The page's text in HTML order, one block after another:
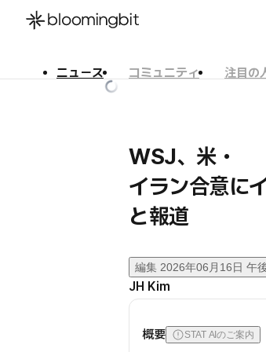
ニュース コミュニティ
注目の
WSJ、米・
イラン合意に
と報道
編集 2026年06月16日 午
JH Kim
概要 STAT AIのご案内